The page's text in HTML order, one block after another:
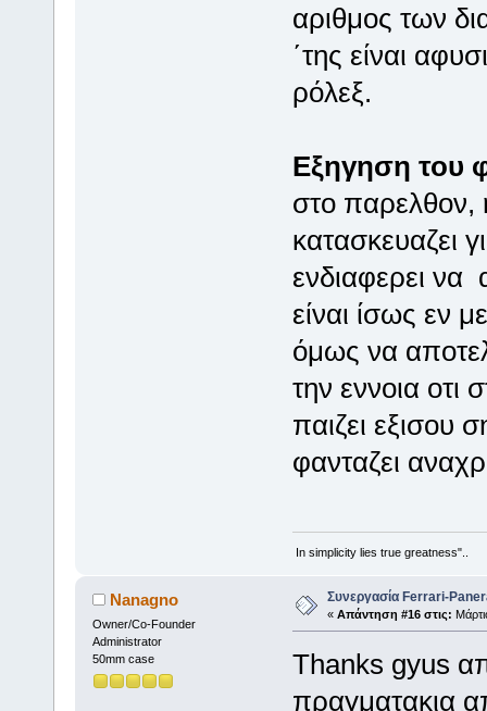
αριθμος των
΄της είναι
ρόλεξ.
Εξηγηση του
στο παρελθον,
κατασκευαζει
ενδιαφερει να
είναι ίσως εν
όμως να
την εννοια
παιζει εξισου
φανταζει
In simplicity lies true greatness"..
Nanagno
Owner/Co-Founder
Administrator
50mm case
Συνεργασία Ferrari-
« Απάντηση #16 στις:
Thanks gyus
πραγματακια